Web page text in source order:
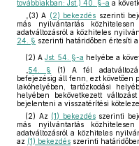
továbbiakban: Jst.) 40. §-a a
„(3) A (2) bekezdés szerinti
más nyilvántartás
adatváltozásról a közhiteles
24. § szerinti határidőben értesíti
(2) A Jst. 54. §-a helyébe a
54. § (1) A fél
befejezésig áll fenn, ezt követően
lakóhelyében, tartózkodási
helyében bekövetkezett
bejelenteni a visszatérítési
(2) Az (1) bekezdésszerinti
más nyilvántartás
adatváltozásról a közhiteles
az (1) bekezdés szerinti